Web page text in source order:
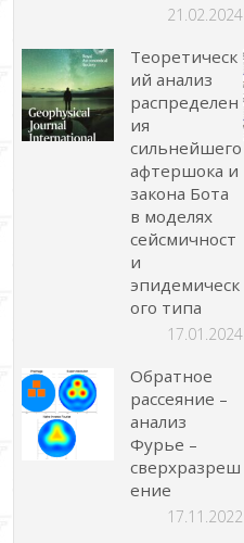
21.02.2024
Теоретическ
ий анализ
распределен
ия
сильнейшего
афтершока и
закона Бота
в моделях
сейсмичност
и
эпидемическ
ого типа
17.01.2024
Обратное
рассеяние –
анализ
Фурье –
сверхразреш
ение
17.11.2022